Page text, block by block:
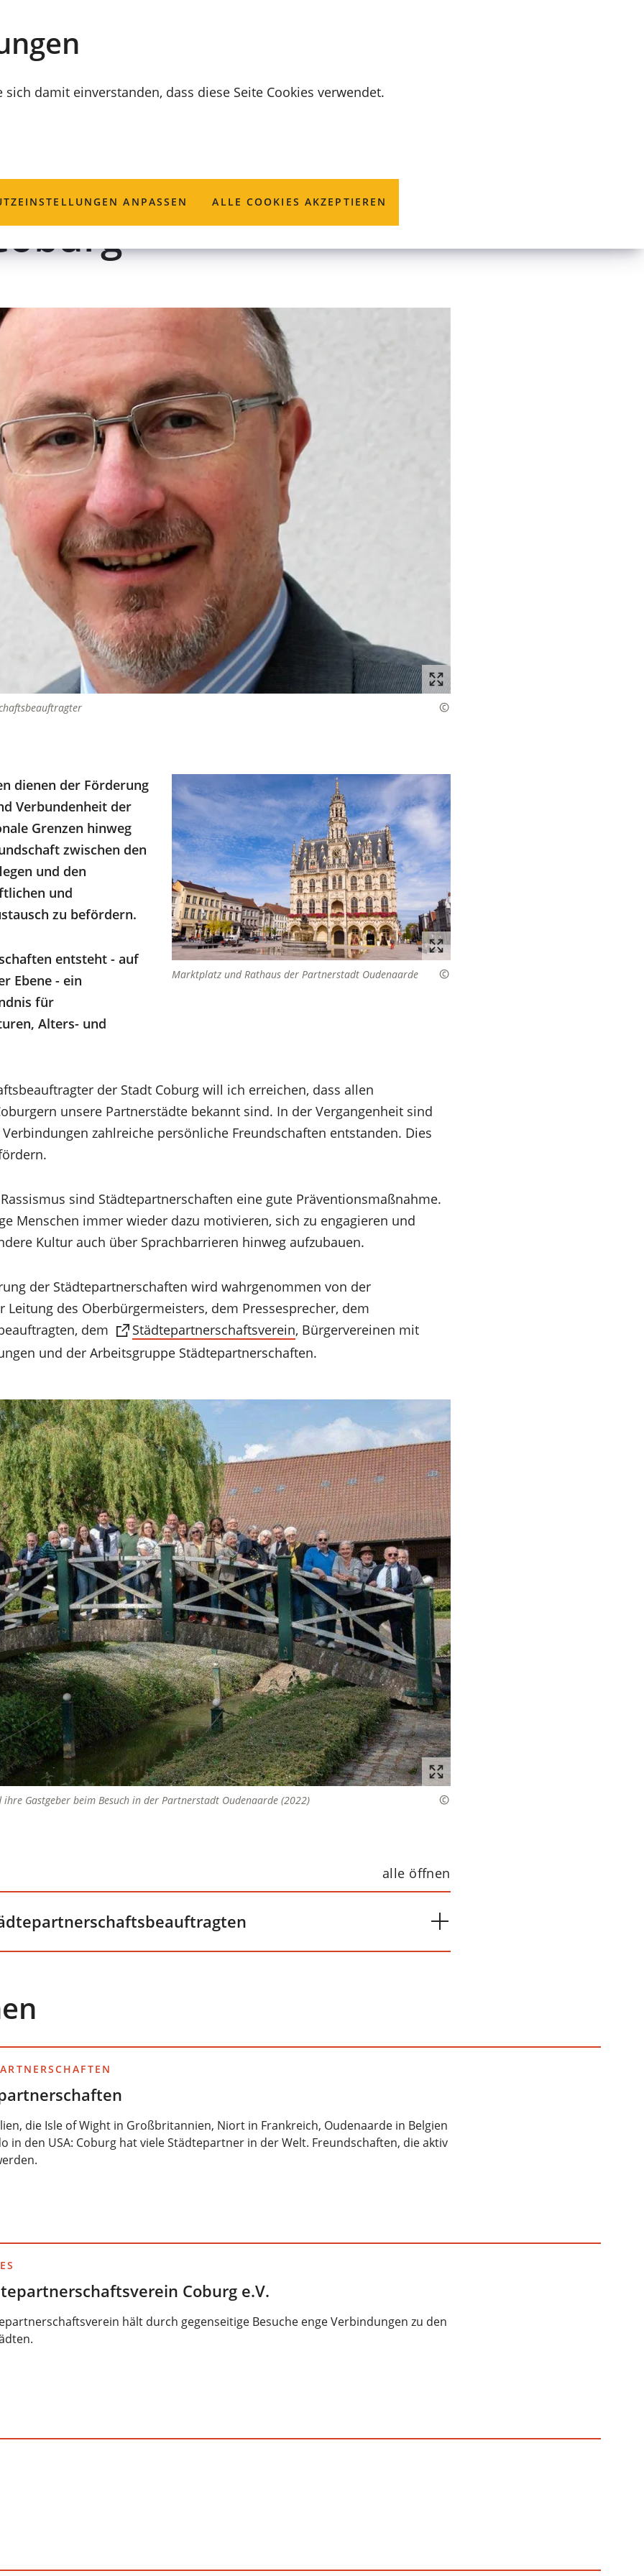
damit einverstanden, dass diese Seite Cookies verwendet.
ANPASSEN ALLE COOKIES AKZEPTIERENdes
Marktplatz und Rathaus der Partnerstadt Oudenaarde
dienen der Förderung
Verbundenheit der
Grenzen hinweg
zwischen den
und den
und
zu befördern.
entsteht - auf
Ebene - ein
für
Alters- und
der Stadt Coburg will ich erreichen, dass allen
unsere Partnerstädte bekannt sind. In der Vergangenheit sind
zahlreiche persönliche Freundschaften entstanden. Dies
sind Städtepartnerschaften eine gute Präventionsmaßnahme.
Menschen immer wieder dazu motivieren, sich zu engagieren und
Kultur auch über Sprachbarrieren hinweg aufzubauen.
der Städtepartnerschaften wird wahrgenommen von der
Leitung des Oberbürgermeisters, dem Pressesprecher, dem
dem
Städtepartnerschaftsverein, Bürgervereinen mit
und der Arbeitsgruppe Städtepartnerschaften.
Gastgeber beim Besuch in der Partnerstadt Oudenaarde (2022)
alle öffnen
die Isle of Wight in Großbritannien, Niort in Frankreich, Oudenaarde in Belgien
in den USA: Coburg hat viele Städtepartner in der Welt. Freundschaften, die aktiv
Coburg e.V.
hält durch gegenseitige Besuche enge Verbindungen zu den